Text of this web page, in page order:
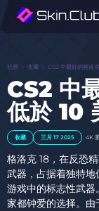
社群 收藏 CS2 中最好的格洛
CS2 中
低於 10
收藏 三月 17 2025 4K
格洛克 18，在反恐
武器，占据着独特
游戏中的标志性武
家都钟爱的选择。